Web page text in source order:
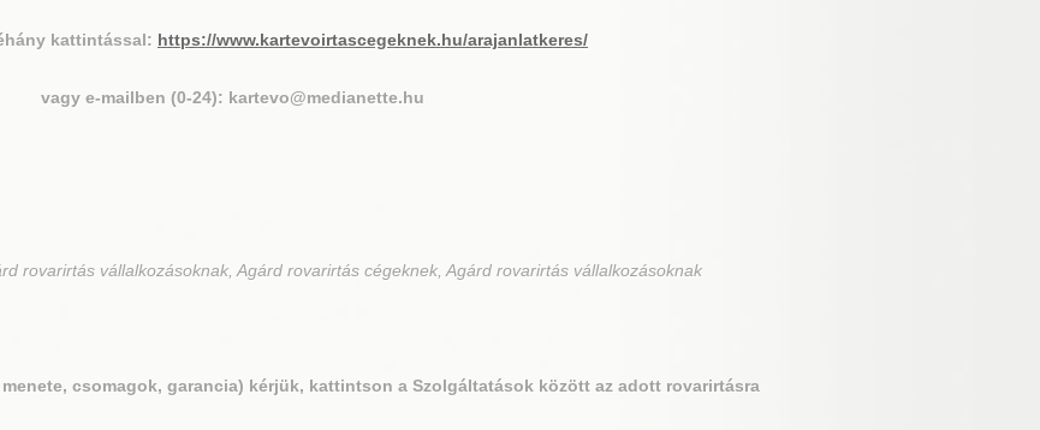
kattintással: https://www.kartevoirtascegeknek.hu/arajanlatkeres/
vagy e-mailben (0-24): kartevo@medianette.hu
rovarirtás vállalkozásoknak, Agárd rovarirtás cégeknek, Agárd rovarirtás vállalkozásoknak
csomagok, garancia) kérjük, kattintson a Szolgáltatások között az adott rovarirtásra